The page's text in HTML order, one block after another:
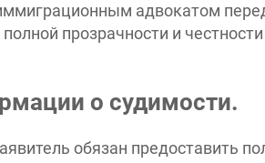
адвокатом
прозрачности и
о судимости.
обязан предоставить